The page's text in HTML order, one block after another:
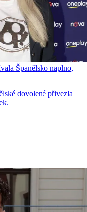
Španělsko naplno,
dovolené přivezla